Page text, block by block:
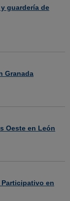
guardería de
Granada
Oeste en León
en